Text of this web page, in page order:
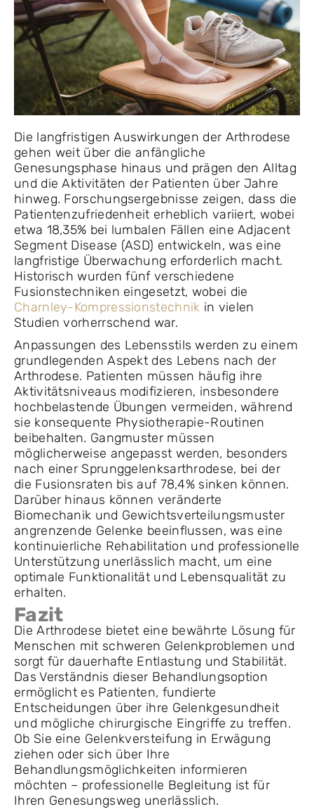
Die langfristigen Auswirkungen der Arthrodese
gehen weit über die anfängliche
Genesungsphase hinaus und prägen den Alltag
und die Aktivitäten der Patienten über Jahre
hinweg. Forschungsergebnisse zeigen, dass die
Patientenzufriedenheit erheblich variiert, wobei
etwa 18,35% bei lumbalen Fällen eine Adjacent
Segment Disease (ASD) entwickeln, was eine
langfristige Überwachung erforderlich macht.
Historisch wurden fünf verschiedene
Fusionstechniken eingesetzt, wobei die
Charnley-Kompressionstechnik in vielen
Studien vorherrschend war.
Anpassungen des Lebensstils werden zu einem
grundlegenden Aspekt des Lebens nach der
Arthrodese. Patienten müssen häufig ihre
Aktivitätsniveaus modifizieren, insbesondere
hochbelastende Übungen vermeiden, während
sie konsequente Physiotherapie-Routinen
beibehalten. Gangmuster müssen
möglicherweise angepasst werden, besonders
nach einer Sprunggelenksarthrodese, bei der
die Fusionsraten bis auf 78,4% sinken können.
Darüber hinaus können veränderte
Biomechanik und Gewichtsverteilungsmuster
angrenzende Gelenke beeinflussen, was eine
kontinuierliche Rehabilitation und professionelle
Unterstützung unerlässlich macht, um eine
optimale Funktionalität und Lebensqualität zu
erhalten.
Fazit
Die Arthrodese bietet eine bewährte Lösung für
Menschen mit schweren Gelenkproblemen und
sorgt für dauerhafte Entlastung und Stabilität.
Das Verständnis dieser Behandlungsoption
ermöglicht es Patienten, fundierte
Entscheidungen über ihre Gelenkgesundheit
und mögliche chirurgische Eingriffe zu treffen.
Ob Sie eine Gelenkversteifung in Erwägung
ziehen oder sich über Ihre
Behandlungsmöglichkeiten informieren
möchten – professionelle Begleitung ist für
Ihren Genesungsweg unerlässlich.